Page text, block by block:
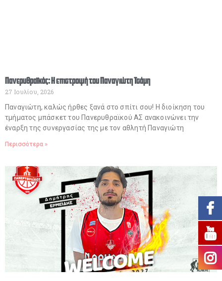
Πανερυθραϊκός: Η επιστροφή του Παναγιώτη Τσάμη
27 Ιουλίου, 2026
Παναγιώτη, καλώς ήρθες ξανά στο σπίτι σου! Η διοίκηση του
τμήματος μπάσκετ του Πανερυθραϊκού ΑΣ ανακοινώνει την
έναρξη της συνεργασίας της με τον αθλητή Παναγιώτη
Περισσότερα »